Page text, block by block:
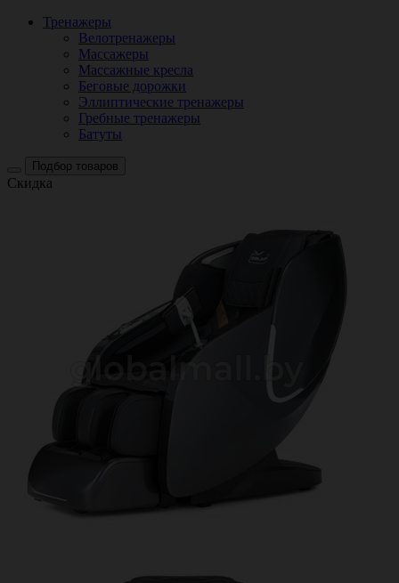
Тренажеры
Велотренажеры
Массажеры
Массажные кресла
Беговые дорожки
Эллиптические тренажеры
Гребные тренажеры
Батуты
Подбор товаров
Скидка